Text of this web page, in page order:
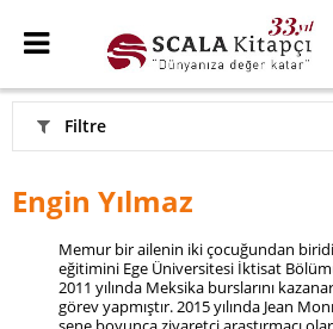
Filtre
Engin Yılmaz
Memur bir ailenin iki çocuğundan
eğitimini Ege Üniversitesi İktisat
2011 yılında Meksika burslarını
görev yapmıştır. 2015 yılında Jean